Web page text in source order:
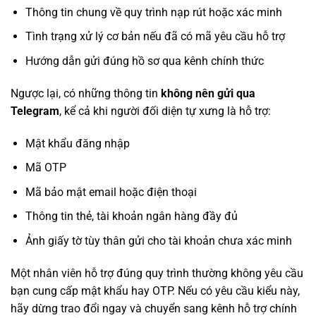
Thông tin chung về quy trình nạp rút hoặc xác minh
Tình trạng xử lý cơ bản nếu đã có mã yêu cầu hỗ trợ
Hướng dẫn gửi đúng hồ sơ qua kênh chính thức
Ngược lại, có những thông tin không nên gửi qua
Telegram, kể cả khi người đối diện tự xưng là hỗ trợ:
Mật khẩu đăng nhập
Mã OTP
Mã bảo mật email hoặc điện thoại
Thông tin thẻ, tài khoản ngân hàng đầy đủ
Ảnh giấy tờ tùy thân gửi cho tài khoản chưa xác minh
Một nhân viên hỗ trợ đúng quy trình thường không yêu cầu
bạn cung cấp mật khẩu hay OTP. Nếu có yêu cầu kiểu này,
hãy dừng trao đổi ngay và chuyển sang kênh hỗ trợ chính